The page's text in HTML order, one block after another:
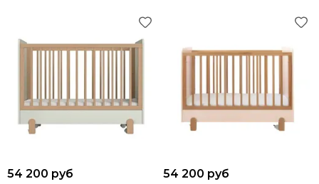
54 200 руб 54 200 руб